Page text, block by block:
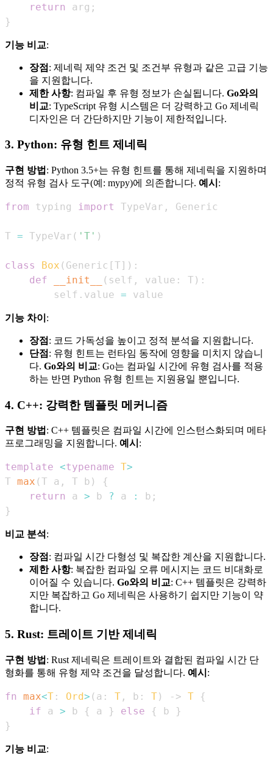
return
arg ;
}
기능 비교:
장점 : 제네릭 제약 조건 및 조건부 유형과 같은 고급 기능
을 지원합니다.
제한 사항: 컴파일 후 유형 정보가 손실됩니다. Go와의
비교: TypeScript 유형 시스템은 더 강력하고 Go 제네릭
디자인은 더 간단하지만 기능이 제한적입니다.
3. Python: 유형 힌트 제네릭
구현 방법 : Python 3.5+는 유형 힌트를 통해 제네릭을 지원하며
정적 유형 검사 도구(예: mypy)에 의존합니다. 예시 :
from typing import TypeVar ,
T = TypeVar ( 'T' )
class Box ( Generic [T ] ) :
def
__init__ ( self , value : T ) :
        self
. value = value
기능 차이 :
장점 : 코드 가독성을 높이고 정적 분석을 지원합니다.
단점 : 유형 힌트는 런타임 동작에 영향을 미치지 않습니
다. Go와의 비교: Go는 컴파일 시간에 유형 검사를 적용
하는 반면 Python 유형 힌트는 지원용일 뿐입니다.
4. C++: 강력한 템플릿 메커니즘
구현 방법 : C++ 템플릿은 컴파일 시간에 인스턴스화되며 메타
프로그래밍을 지원합니다. 예시 :
template <typename T>
T max (T a , T b )
{
return
a > b ? a : b ;
}
비교 분석 :
장점 : 컴파일 시간 다형성 및 복잡한 계산을 지원합니다.
제한 사항: 복잡한 컴파일 오류 메시지는 코드 비대화로
이어질 수 있습니다. Go와의 비교: C++ 템플릿은 강력하
지만 복잡하고 Go 제네릭은 사용하기 쉽지만 기능이 약
합니다.
5. Rust: 트레이트 기반 제네릭
구현 방법 : Rust 제네릭은 트레이트와 결합된 컴파일 시간 단
형화를 통해 유형 제약 조건을 달성합니다. 예시 :
fn max<T : Ord> ( a : T , b : T) -> T
{
if a > b { a } else { b
}
}
기능 비교: